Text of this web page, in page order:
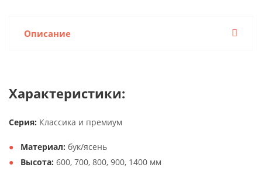
Описание
Характеристики:
Серия: Классика и премиум
Материал: бук/ясень
Высота: 600, 700, 800, 900, 1400 мм